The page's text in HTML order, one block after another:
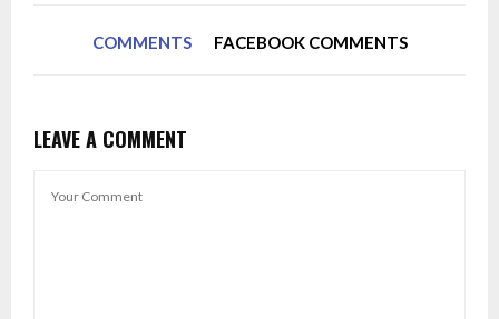
COMMENTS FACEBOOK COMMENTS
LEAVE A COMMENT